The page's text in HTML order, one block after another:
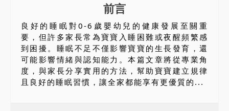
前言
良好的睡眠對0-6歲嬰幼兒的健康發展至關重
要，但許多家長常為寶寶入睡困難或夜醒頻繁感
到困擾。睡眠不足不僅影響寶寶的生長發育，還
可能影響情緒與認知能力。本篇文章將從專業角
度，與家長分享實用的方法，幫助寶寶建立規律
且良好的睡眠習慣，讓全家都能享有更優質的...